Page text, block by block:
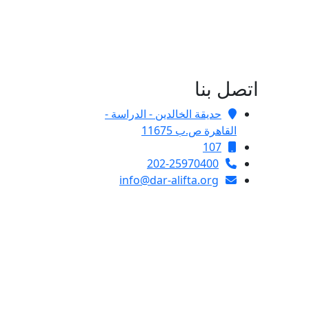
اتصل بنا
حديقة الخالدين - الدراسة -
القاهرة ص.ب 11675
107
202-25970400
info@dar-alifta.org